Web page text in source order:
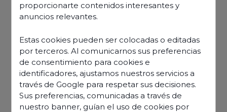
proporcionarte contenidos interesantes y
anuncios relevantes.
Estas cookies pueden ser colocadas o editadas
por terceros. Al comunicarnos sus preferencias
de consentimiento para cookies e
identificadores, ajustamos nuestros servicios a
través de Google para respetar sus decisiones.
Sus preferencias, comunicadas a través de
nuestro banner, guían el uso de cookies por